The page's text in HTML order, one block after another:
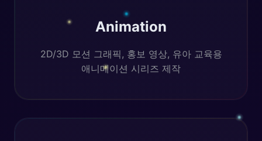
Animation
2D/3D 모션 그래픽, 홍보 영상, 유아 교육용
애니메이션 시리즈 제작